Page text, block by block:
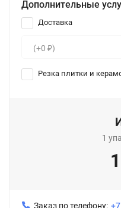
Дополнительные
Доставка
Резка плитки и
1
Заказ по телефону: